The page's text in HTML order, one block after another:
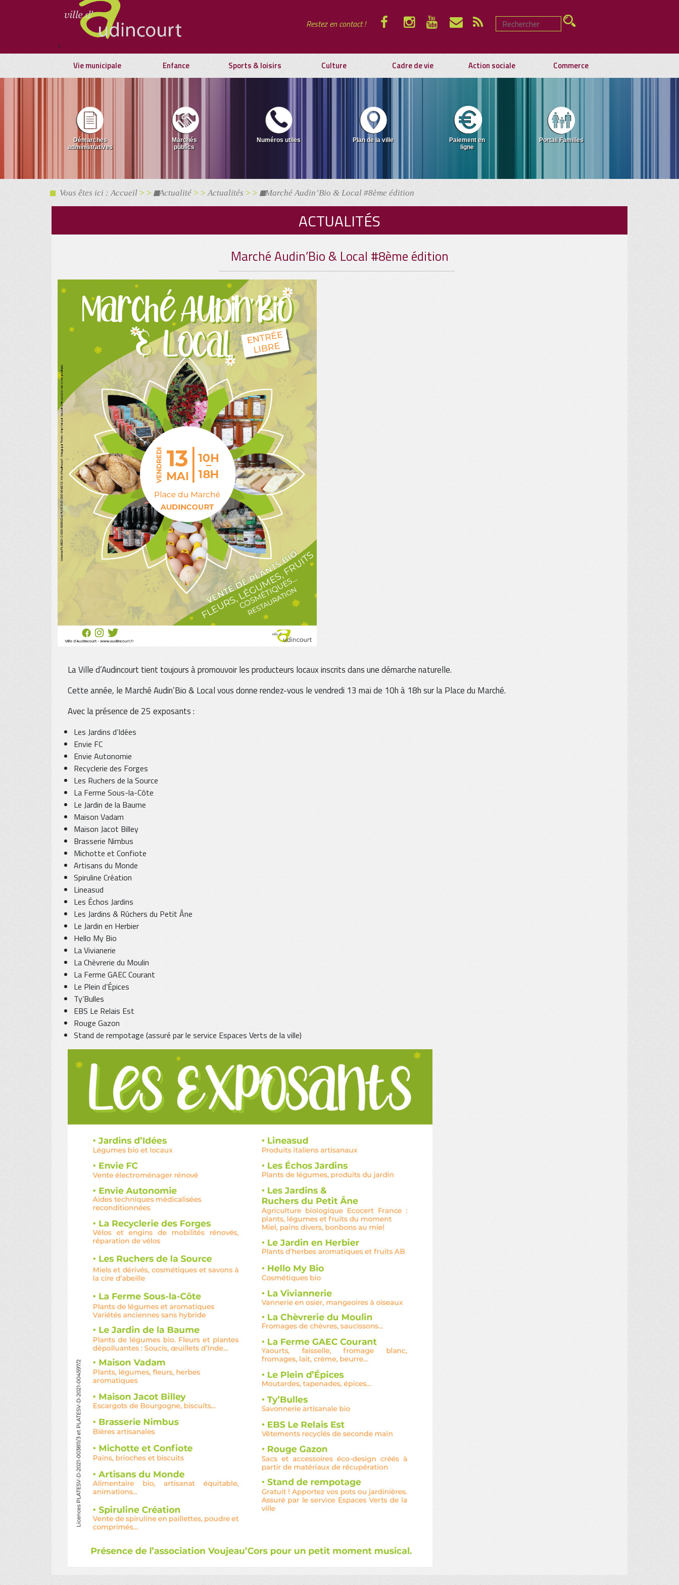
Restez en contact !
*
Vie municipale Enfance Sports & loisirs Culture Cadre de vie Action sociale Commerce
Démarches
administratives
Marchés
publics
Numéros utiles Plan de la ville
Paiement en
ligne
Portail Familles
Vous êtes ici : Accueil > > Actualité > >Actualités > > Marché Audin’Bio & Local #8ème édition
ACTUALITÉS
Marché Audin’Bio & Local #8ème édition
La Ville d’Audincourt tient toujours à promouvoir les producteurs locaux inscrits dans une démarche naturelle.
Cette année, le Marché Audin’Bio & Local vous donne rendez-vous le vendredi 13 mai de 10h à 18h sur la Place du Marché.
Avec la présence de 25 exposants :
Les Jardins d’Idées
Envie FC
Envie Autonomie
Recyclerie des Forges
Les Ruchers de la Source
La Ferme Sous-la-Côte
Le Jardin de la Baume
Maison Vadam
Maison Jacot Billey
Brasserie Nimbus
Michotte et Confiote
Artisans du Monde
Spiruline Création
Lineasud
Les Échos Jardins
Les Jardins & Rûchers du Petit Âne
Le Jardin en Herbier
Hello My Bio
La Vivianerie
La Chèvrerie du Moulin
La Ferme GAEC Courant
Le Plein d’Épices
Ty’Bulles
EBS Le Relais Est
Rouge Gazon
Stand de rempotage (assuré par le service Espaces Verts de la ville)